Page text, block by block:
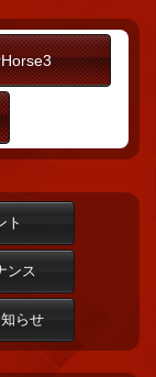
ト
ンス
らせ